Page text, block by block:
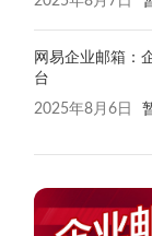
网易企业邮箱：
台
2025年8月6日